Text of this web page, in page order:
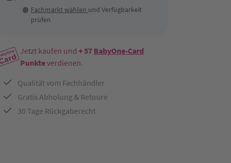
Fachmarkt wählen und Verfügbarkeit
prüfen
Jetzt kaufen und + 57 BabyOne-Card
Punkteverdienen.
Qualität vom Fachhändler
Gratis Abholung & Retoure
30 Tage Rückgaberecht